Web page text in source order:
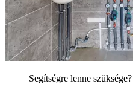
Segítségre lenne szüksége?